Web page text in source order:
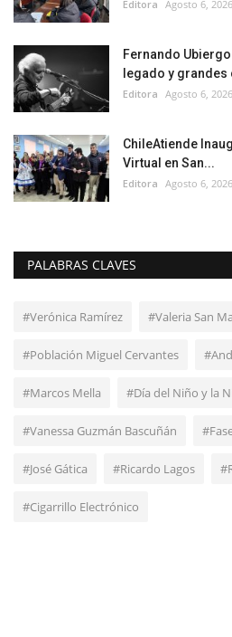
Editora Agosto 6, 2026
Fernando
legado y grandes
Editora Agosto 6, 2026
ChileAtiende
Virtual en San...
Editora Agosto 6, 2026
PALABRAS CLAVES
#Verónica Ramírez #Valeria San
#Población Miguel Cervantes
#Marcos Mella #Día del Niño y la
#Vanessa Guzmán Bascuñán
#José Gática #Ricardo Lagos
#Cigarrillo Electrónico